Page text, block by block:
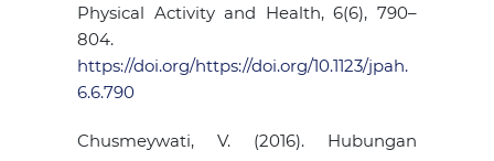
Physical Activity and Health, 6(6), 790–
804.
https://doi.org/https://doi.org/10.1123/jpah.
6.6.790
Chusmeywati, V. (2016). Hubungan